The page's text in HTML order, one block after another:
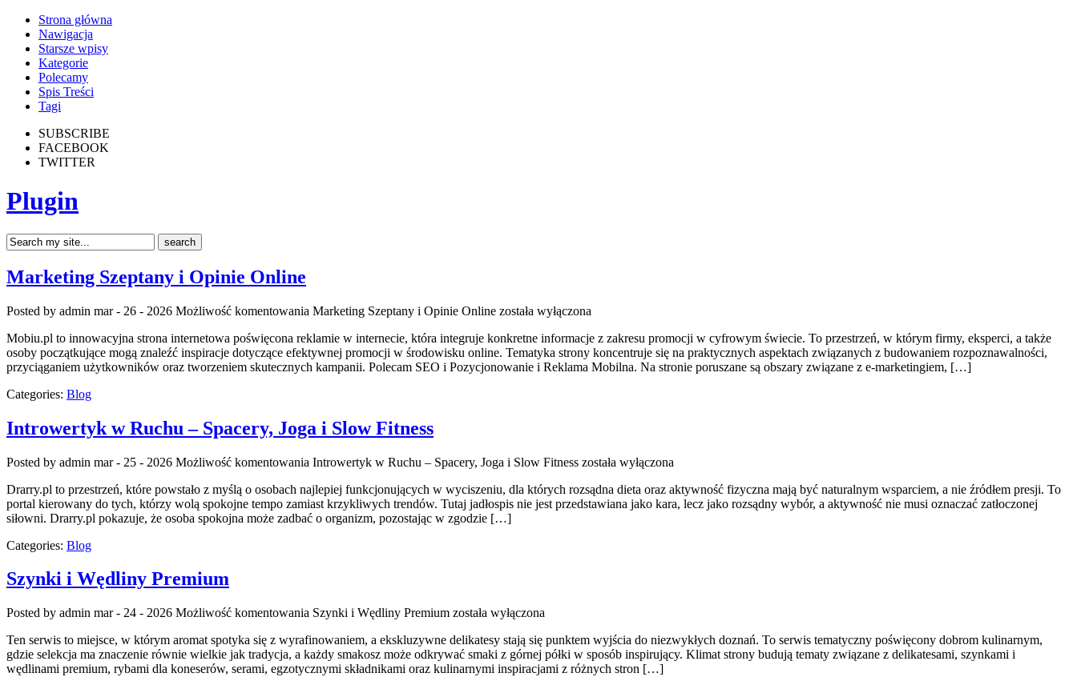
Strona główna
Nawigacja
Starsze wpisy
Kategorie
Polecamy
Spis Treści
Tagi
SUBSCRIBE
FACEBOOK
TWITTER
Plugin
Marketing Szeptany i Opinie Online
Posted by admin mar - 26 - 2026 Możliwość komentowania Marketing Szeptany i Opinie Online została wyłączona
Mobiu.pl to innowacyjna strona internetowa poświęcona reklamie w internecie, która integruje konkretne informacje z zakresu promocji w cyfrowym świecie. To przestrzeń, w którym firmy, eksperci, a także
osoby początkujące mogą znaleźć inspiracje dotyczące efektywnej promocji w środowisku online. Tematyka strony koncentruje się na praktycznych aspektach związanych z budowaniem rozpoznawalności,
przyciąganiem użytkowników oraz tworzeniem skutecznych kampanii. Polecam SEO i Pozycjonowanie i Reklama Mobilna. Na stronie poruszane są obszary związane z e-marketingiem, […]
Categories: Blog
Introwertyk w Ruchu – Spacery, Joga i Slow Fitness
Posted by admin mar - 25 - 2026 Możliwość komentowania Introwertyk w Ruchu – Spacery, Joga i Slow Fitness została wyłączona
Drarry.pl to przestrzeń, które powstało z myślą o osobach najlepiej funkcjonujących w wyciszeniu, dla których rozsądna dieta oraz aktywność fizyczna mają być naturalnym wsparciem, a nie źródłem presji. To
portal kierowany do tych, którzy wolą spokojne tempo zamiast krzykliwych trendów. Tutaj jadłospis nie jest przedstawiana jako kara, lecz jako rozsądny wybór, a aktywność nie musi oznaczać zatłoczonej
siłowni. Drarry.pl pokazuje, że osoba spokojna może zadbać o organizm, pozostając w zgodzie […]
Categories: Blog
Szynki i Wędliny Premium
Posted by admin mar - 24 - 2026 Możliwość komentowania Szynki i Wędliny Premium została wyłączona
Ten serwis to miejsce, w którym aromat spotyka się z wyrafinowaniem, a ekskluzywne delikatesy stają się punktem wyjścia do niezwykłych doznań. To serwis tematyczny poświęcony dobrom kulinarnym,
gdzie selekcja ma znaczenie równie wielkie jak tradycja, a każdy smakosz może odkrywać smaki z górnej półki w sposób inspirujący. Klimat strony budują tematy związane z delikatesami, szynkami i
wędlinami premium, rybami dla koneserów, serami, egzotycznymi składnikami oraz kulinarnymi inspiracjami z różnych stron […]